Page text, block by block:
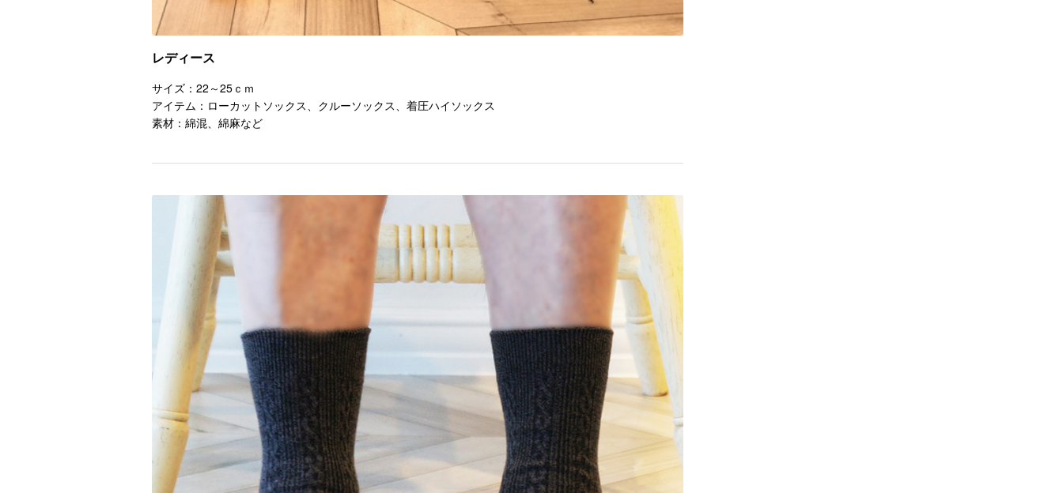
レディース
サイズ：22～25ｃｍ
アイテム：ローカットソックス、クルーソックス、着圧ハイソックス
素材：綿混、綿麻など